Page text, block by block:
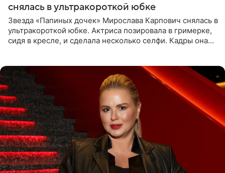
снялась в ультракороткой юбке
Звезда «Папиных дочек» Мирослава Карпович снялась в
ультракороткой юбке. Актриса позировала в гримерке,
сидя в кресле, и сделала несколько селфи. Кадры она